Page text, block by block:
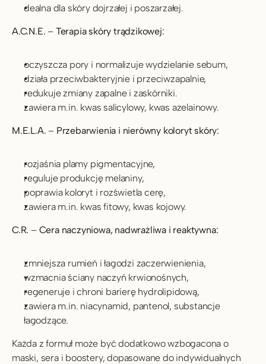
dealna dla skóry dojrzałej i poszarzałej.
A.C.N.E. – Terapia skóry trądzikowej:
oczyszcza pory i normalizuje wydzielanie sebum,
działa przeciwbakteryjnie i przeciwzapalnie,
redukuje zmiany zapalne i zaskórniki.
zawiera m.in. kwas salicylowy, kwas azelainowy.
M.E.L.A. – Przebarwienia i nierówny koloryt skóry:
rozjaśnia plamy pigmentacyjne,
reguluje produkcję melaniny,
poprawia koloryt i rozświetla cerę,
zawiera m.in. kwas fitowy, kwas kojowy.
C.R. – Cera naczyniowa, nadwrażliwa i reaktywna:
zmniejsza rumień i łagodzi zaczerwienienia,
wzmacnia ściany naczyń krwionośnych,
regeneruje i chroni barierę hydrolipidową,
zawiera m.in. niacynamid, pantenol, substancje
łagodzące.
Każda z formuł może być dodatkowo wzbogacona o
maski, sera i boostery, dopasowane do indywidualnych